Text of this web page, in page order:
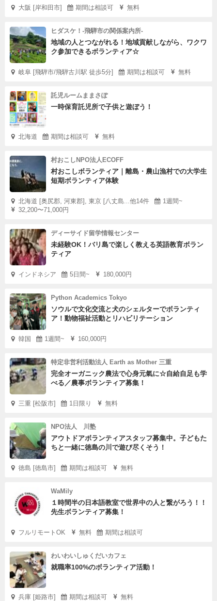
大阪 [岸和田市] 期間は相談可 無料
ヒダスケ！-飛騨市の関係案内所-
地域の人とつながれる！地域貢献しながら、ワクワ
ク参加できるボランティア☆
岐阜 [飛騨市/飛騨古川駅 徒歩5分] 期間は相談可 無料
託児ルームままさぽ
一時保育託児所で子供と遊ぼう！
北海道 期間は相談可 無料
村おこしNPO法人ECOFF
村おこしボランティア｜離島・農山漁村での大学生
短期ボランティア体験
北海道 [奥尻郡, 河東郡], 東京 [八丈島...他14件
1週間~
32,200〜71,000円
ディーサイド留学情報センター
未経験OK！バリ島で楽しく教える英語教育ボラン
ティア
インドネシア 5日間~ 180,000円
Python Academics Tokyo
ソウルで文化交流と犬のシェルターでボランティ
ア！動物福祉活動とリハビリテーション
韓国 1週間~ 160,000円
特定非営利活動法人 Earth as Mother 三重
完全オーガニック農法で心身元氣に☆自給自足も学
べる／農事ボランティア募集！
三重 [松阪市] 1日限り 無料
NPO法人 川塾
アウトドアボランティアスタッフ募集中。子どもた
ちと一緒に徳島の川で遊び尽くそう！
徳島 [徳島市] 期間は相談可 無料
WaMily
１時間半の日本語教室で世界中の人と繋がろう！！
先生ボランティア募集！
フルリモートOK 無料 期間は相談可
わいわいしゅくだいカフェ
就職率100%のボランティア活動！
兵庫 [姫路市] 期間は相談可 無料